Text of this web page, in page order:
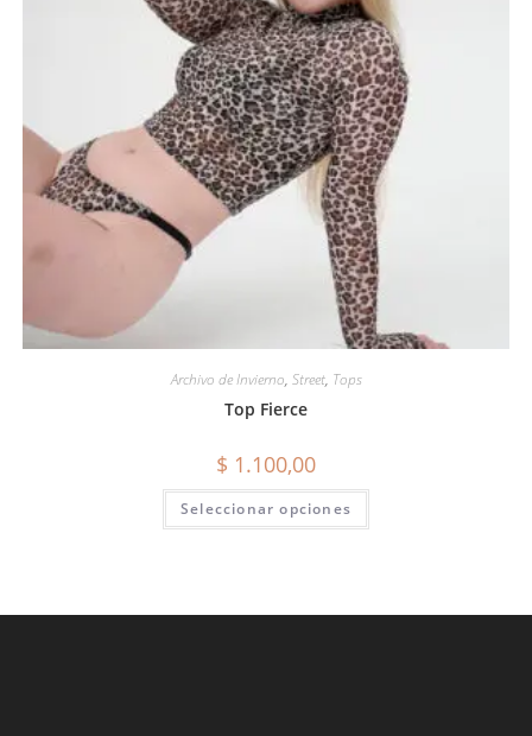
Archivo de Invierno, Street, Tops
Top Fierce
$ 1.100,00
Seleccionar opciones